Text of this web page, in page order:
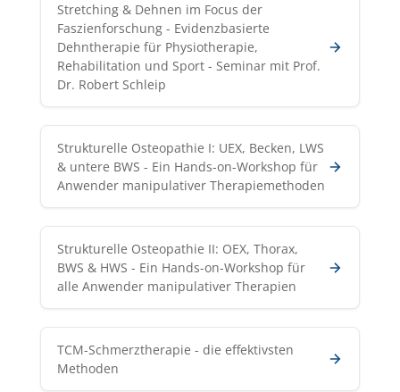
Stretching & Dehnen im Focus der
Faszienforschung - Evidenzbasierte
Dehntherapie für Physiotherapie,
Rehabilitation und Sport - Seminar mit Prof.
Dr. Robert Schleip
Strukturelle Osteopathie I: UEX, Becken, LWS
& untere BWS - Ein Hands-on-Workshop für
Anwender manipulativer Therapiemethoden
Strukturelle Osteopathie II: OEX, Thorax,
BWS & HWS - Ein Hands-on-Workshop für
alle Anwender manipulativer Therapien
TCM-Schmerztherapie - die effektivsten
Methoden